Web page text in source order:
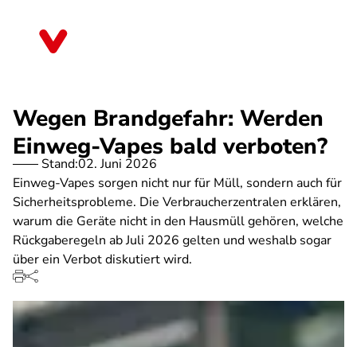
Wegen Brandgefahr: Werden
Einweg-Vapes bald verboten?
Stand:02. Juni 2026
Einweg-Vapes sorgen nicht nur für Müll, sondern auch für
Sicherheitsprobleme. Die Verbraucherzentralen erklären,
warum die Geräte nicht in den Hausmüll gehören, welche
Rückgaberegeln ab Juli 2026 gelten und weshalb sogar
über ein Verbot diskutiert wird.